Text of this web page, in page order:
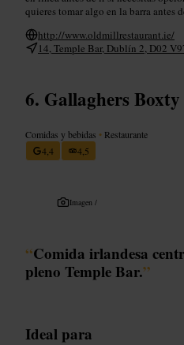
quieres tomar algo en la barra antes
http://www.oldmillrestaurant.ie/
14, Temple Bar, Dublín 2, D02
Gallaghers
Comidas y bebidas • Restaurante
4,4
4,5
Imagen /
“Comida irlandesa
pleno Temple Bar.”
Ideal para